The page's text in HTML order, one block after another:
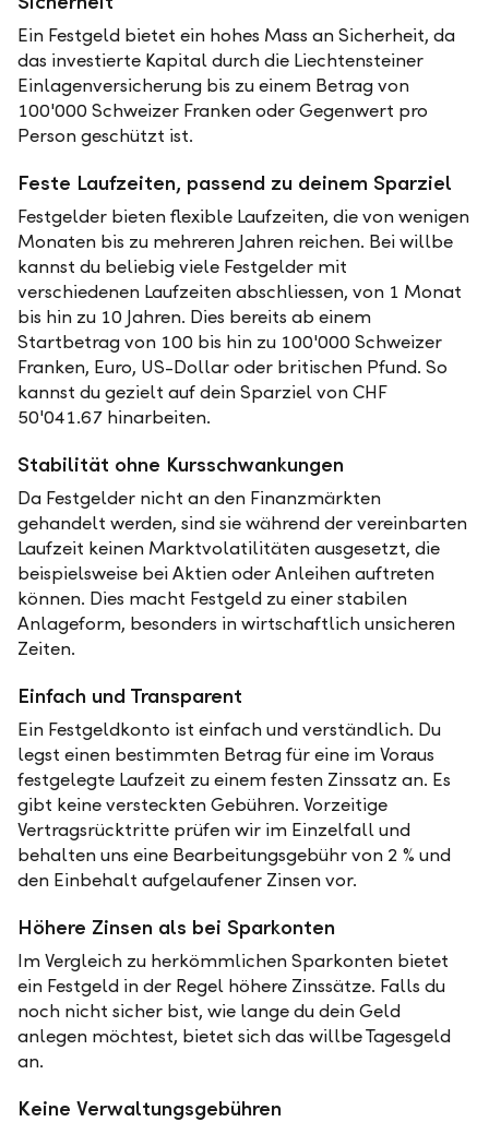
Ein Festgeld bietet ein hohes Mass an Sicherheit, da
das investierte Kapital durch die Liechtensteiner
Einlagenversicherung bis zu einem Betrag von
100'000 Schweizer Franken oder Gegenwert pro
Person geschützt ist.
Feste Laufzeiten, passend zu deinem Sparziel
Festgelder bieten flexible Laufzeiten, die von wenigen
Monaten bis zu mehreren Jahren reichen. Bei willbe
kannst du beliebig viele Festgelder mit
verschiedenen Laufzeiten abschliessen, von 1 Monat
bis hin zu 10 Jahren. Dies bereits ab einem
Startbetrag von 100 bis hin zu 100'000 Schweizer
Franken, Euro, US-Dollar oder britischen Pfund. So
kannst du gezielt auf dein Sparziel von CHF
50'041.67 hinarbeiten.
Stabilität ohne Kursschwankungen
Da Festgelder nicht an den Finanzmärkten
gehandelt werden, sind sie während der vereinbarten
Laufzeit keinen Marktvolatilitäten ausgesetzt, die
beispielsweise bei Aktien oder Anleihen auftreten
können. Dies macht Festgeld zu einer stabilen
Anlageform, besonders in wirtschaftlich unsicheren
Zeiten.
Einfach und Transparent
Ein Festgeldkonto ist einfach und verständlich. Du
legst einen bestimmten Betrag für eine im Voraus
festgelegte Laufzeit zu einem festen Zinssatz an. Es
gibt keine versteckten Gebühren. Vorzeitige
Vertragsrücktritte prüfen wir im Einzelfall und
behalten uns eine Bearbeitungsgebühr von 2 % und
den Einbehalt aufgelaufener Zinsen vor.
Höhere Zinsen als bei Sparkonten
Im Vergleich zu herkömmlichen Sparkonten bietet
ein Festgeld in der Regel höhere Zinssätze. Falls du
noch nicht sicher bist, wie lange du dein Geld
anlegen möchtest, bietet sich das willbe Tagesgeld
an.
Keine Verwaltungsgebühren